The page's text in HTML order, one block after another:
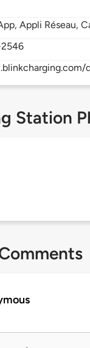
Appli Réseau,
Station